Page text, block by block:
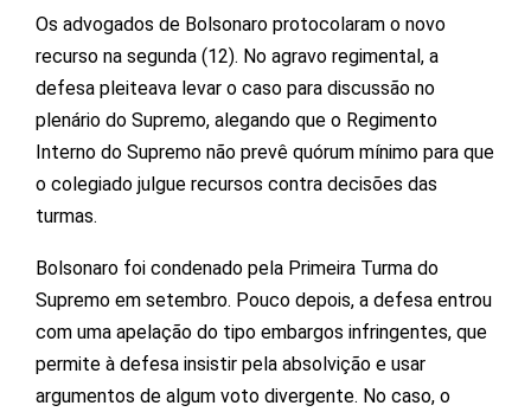
Os advogados de Bolsonaro protocolaram o novo
recurso na segunda (12). No agravo regimental, a
defesa pleiteava levar o caso para discussão no
plenário do Supremo, alegando que o Regimento
Interno do Supremo não prevê quórum mínimo para que
o colegiado julgue recursos contra decisões das
turmas.
Bolsonaro foi condenado pela Primeira Turma do
Supremo em setembro. Pouco depois, a defesa entrou
com uma apelação do tipo embargos infringentes, que
permite à defesa insistir pela absolvição e usar
argumentos de algum voto divergente. No caso, o